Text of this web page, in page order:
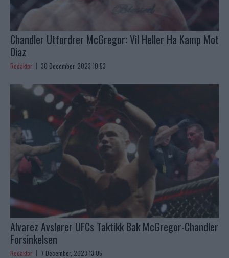
Chandler Utfordrer McGregor: Vil Heller Ha Kamp Mot
Diaz
Redaktor 30 December, 2023 10:53
Alvarez Avslører UFCs Taktikk Bak McGregor-Chandler
Forsinkelsen
Redaktor 7 December, 2023 13:05